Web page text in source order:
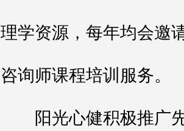
理学资源，每年均会邀
咨询师课程培训服务。
阳光心健积极推广先